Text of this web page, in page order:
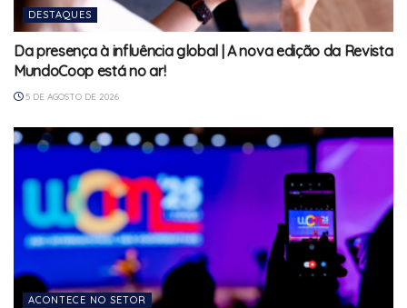
DESTAQUES
Da presença à influência global | A nova edição da Revista
MundoCoop está no ar!
5 DE AGOSTO DE 2026
ACONTECE NO SETOR